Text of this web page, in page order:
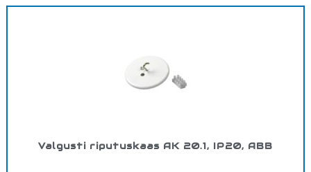
Valgusti riputuskaas AK 20.1, IP20, ABB